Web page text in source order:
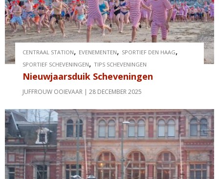
CENTRAAL STATION, EVENEMENTEN, SPORTIEF DEN HAAG,
SPORTIEF SCHEVENINGEN,TIPS SCHEVENINGEN
Nieuwjaarsduik Scheveningen
JUFFROUW OOIEVAAR 28 DECEMBER 2025